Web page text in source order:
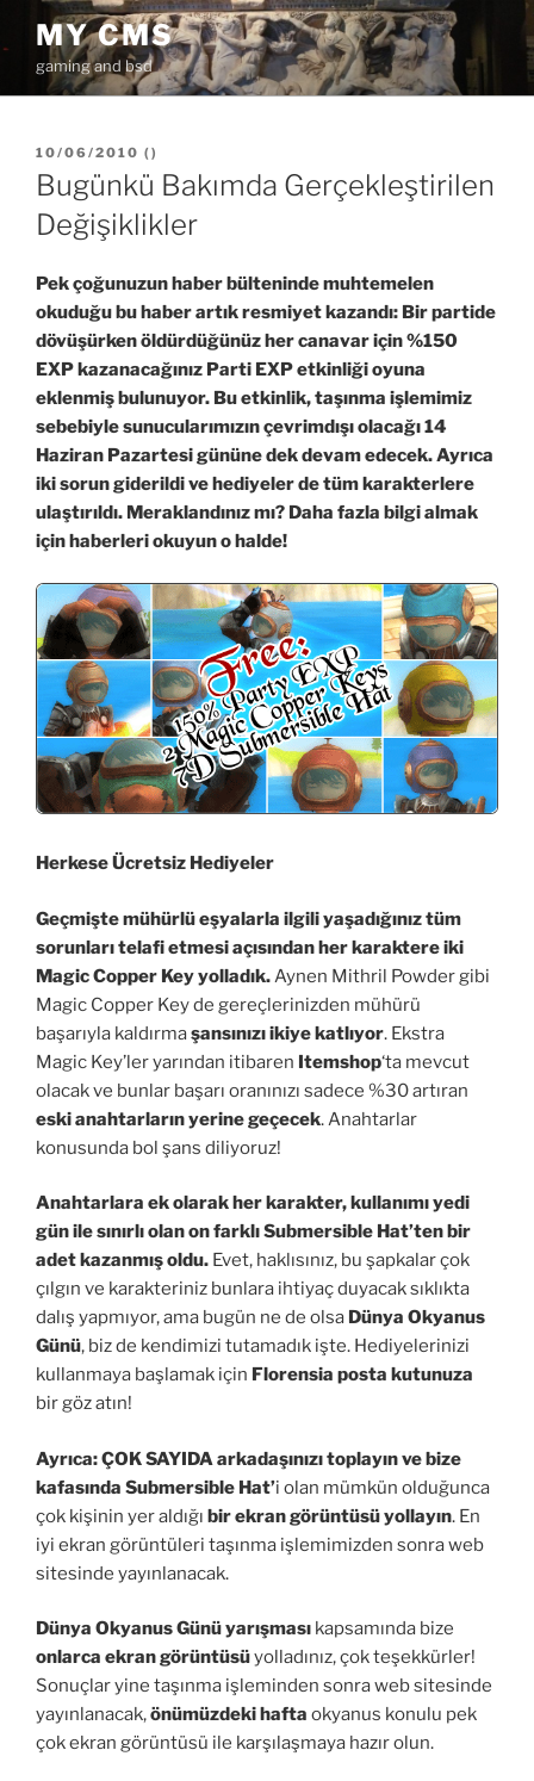
İçeriğe
MY CMS
gaming and bsd
YAYIM
TARIHI
10/06/2010 ( )
Bugünkü Bakımda Gerçekleştirilen
Değişiklikler
Pek çoğunuzun haber bülteninde muhtemelen
okuduğu bu haber artık resmiyet kazandı: Bir partide
dövüşürken öldürdüğünüz her canavar için %150
EXP kazanacağınız Parti EXP etkinliği oyuna
eklenmiş bulunuyor. Bu etkinlik, taşınma işlemimiz
sebebiyle sunucularımızın çevrimdışı olacağı 14
Haziran Pazartesi gününe dek devam edecek. Ayrıca
iki sorun giderildi ve hediyeler de tüm karakterlere
ulaştırıldı. Meraklandınız mı? Daha fazla bilgi almak
için haberleri okuyun o halde!
Herkese Ücretsiz Hediyeler
Geçmişte mühürlü eşyalarla ilgili yaşadığınız tüm
sorunları telafi etmesi açısından her karaktere iki
Magic Copper Key yolladık.Aynen Mithril Powder gibi
Magic Copper Key de gereçlerinizden mühürü
başarıyla kaldırmaşansınızı ikiye katlıyor. Ekstra
Magic Key’ler yarından itibaren Itemshop‘ta mevcut
olacak ve bunlar başarı oranınızı sadece %30 artıran
eski anahtarların yerine geçecek. Anahtarlar
konusunda bol şans diliyoruz!
Anahtarlara ek olarak her karakter, kullanımı yedi
gün ile sınırlı olan on farklı Submersible Hat’ten bir
adet kazanmış oldu. Evet, haklısınız, bu şapkalar çok
çılgın ve karakteriniz bunlara ihtiyaç duyacak sıklıkta
dalış yapmıyor, ama bugün ne de olsa Dünya Okyanus
Günü, biz de kendimizi tutamadık işte. Hediyelerinizi
kullanmaya başlamak için Florensia posta kutunuza
bir göz atın!
Ayrıca: ÇOK SAYIDA arkadaşınızı toplayın ve bize
kafasında Submersible Hat’i olan mümkün olduğunca
çok kişinin yer aldığı bir ekran görüntüsü yollayın. En
iyi ekran görüntüleri taşınma işlemimizden sonra web
sitesinde yayınlanacak.
Dünya Okyanus Günü yarışması kapsamında bize
onlarca ekran görüntüsüyolladınız, çok teşekkürler!
Sonuçlar yine taşınma işleminden sonra web sitesinde
yayınlanacak,önümüzdeki hafta okyanus konulu pek
çok ekran görüntüsü ile karşılaşmaya hazır olun.